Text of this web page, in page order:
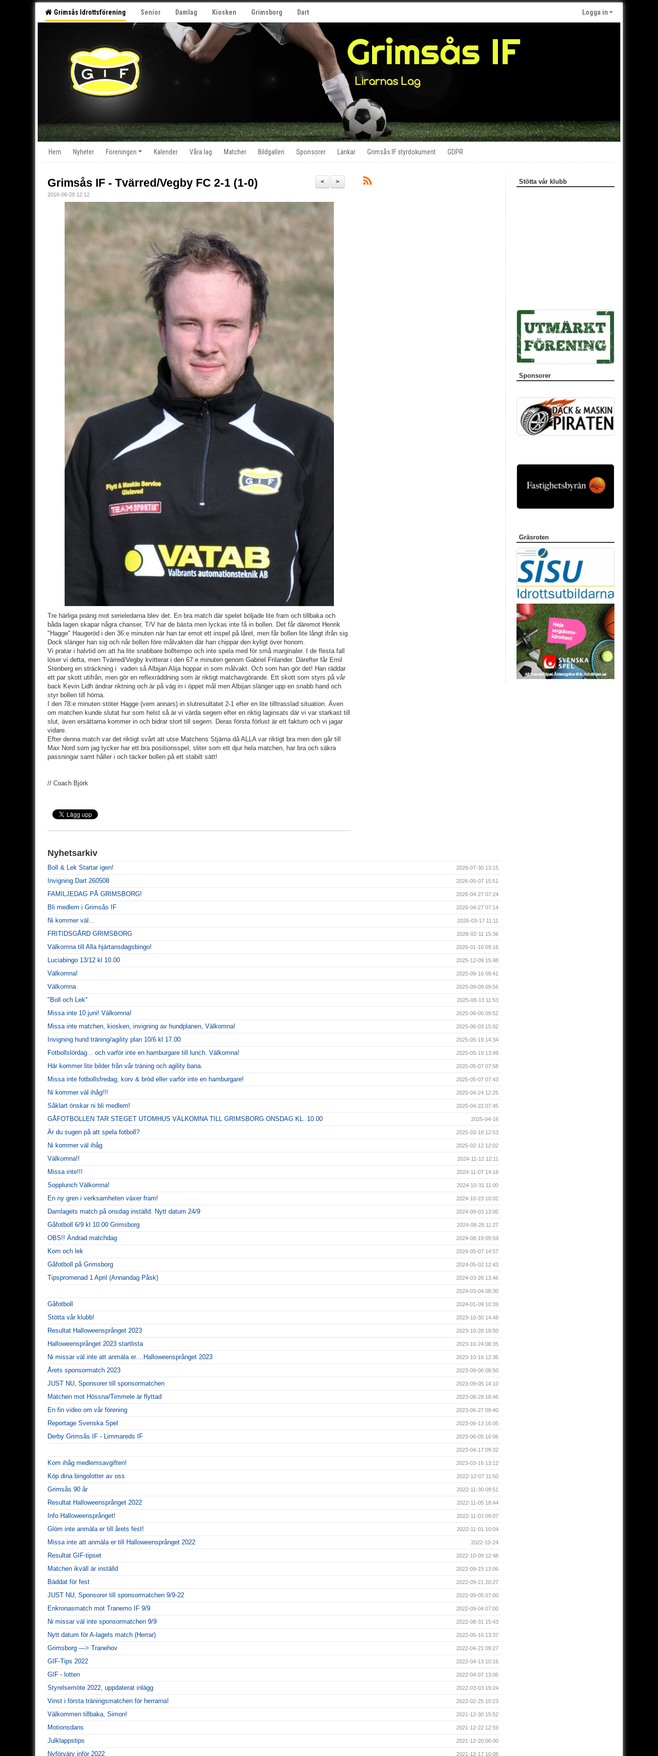
Grimsås Idrottsförening Senior Damlag Kiosken Grimsborg Dart Logga in
Hem Nyheter Föreningen Kalender Våra lag Matcher Bildgalleri Sponsorer Länkar Grimsås IF styrdokument GDPR
>
<
Grimsås IF - Tvärred/Vegby FC 2-1 (1-0)
2016-06-28 12:12
Tre härliga poäng mot serieledarna blev det. En bra match där spelet böljade lite fram och tillbaka och
båda lagen skapar några chanser, T/V har de bästa men lyckas inte få in bollen. Det får däremot Henrik
"Hagge" Haugeröd i den 36:e minuten när han tar emot ett inspel på låret, men får bollen lite långt ifrån sig.
Dock slänger han sig och når bollen före målvakten där han chippar den kyligt över honom.
Vi pratar i halvtid om att ha lite snabbare bolltempo och inte spela med för små marginaler. I de flesta fall
löser vi detta, men Tvärred/Vegby kvitterar i den 67:e minuten genom Gabriel Frilander. Därefter får Emil
Stenberg en sträckning i vaden så Albijan Alija hoppar in som målvakt. Och som han gör det! Han räddar
ett par skott utifrån, men gör en reflexräddning som är riktigt matchavgörande. Ett skott som styrs på vår
back Kevin Lidh ändrar riktning och är på väg in i öppet mål men Albijan slänger upp en snabb hand och
styr bollen till hörna.
I den 78:e minuten stöter Hagge (vem annars) in slutresultatet 2-1 efter en lite tilltrasslad situation. Även
om matchen kunde slutat hur som helst så är vi värda segern efter en riktig laginsats där vi var starkast till
slut, även ersättarna kommer in och bidrar stort till segern. Deras första förlust är ett faktum och vi jagar
vidare.
Efter denna match var det riktigt svårt att utse Matchens Stjärna då ALLA var riktigt bra men den går till
Max Nord som jag tycker har ett bra positionsspel, sliter som ett djur hela matchen, har bra och säkra
passningar samt håller i och täcker bollen på ett stabilt sätt!
// Coach Björk
Nyhetsarkiv
Boll & Lek Startar igen! 2026-07-30 13:15
Invigning Dart 260508 2026-05-07 15:51
FAMILJEDAG PÅ GRIMSBORG! 2026-04-27 07:24
Bli medlem i Grimsås IF 2026-04-27 07:14
Ni kommer väl... 2026-03-17 11:11
FRITIDSGÅRD GRIMSBORG 2026-02-11 15:36
Välkomna till Alla hjärtansdagsbingo! 2026-01-16 09:16
Luciabingo 13/12 kl 10.00 2025-12-09 15:48
Välkomna! 2025-09-16 09:41
Välkomna 2025-09-09 09:56
"Boll och Lek" 2025-08-13 11:53
Missa inte 10 juni! Välkomna! 2025-06-05 09:52
Missa inte matchen, kiosken, invigning av hundplanen, Välkomna! 2025-06-03 15:02
Invigning hund träning/agility plan 10/6 kl 17.00 2025-05-19 14:34
Fotbollslördag... och varför inte en hamburgare till lunch. Välkomna! 2025-05-19 13:49
Här kommer lite bilder från vår träning och agility bana. 2025-05-07 07:58
Missa inte fotbollsfredag, korv & bröd eller varför inte en hamburgare! 2025-05-07 07:43
Ni kommer väl ihåg!!! 2025-04-24 12:25
Såklart önskar ni bli medlem! 2025-04-22 07:45
GÅFOTBOLLEN TAR STEGET UTOMHUS VÄLKOMNA TILL GRIMSBORG ONSDAG KL. 10.00 2025-04-16
Är du sugen på att spela fotboll? 2025-03-18 12:53
Ni kommer väl ihåg 2025-02-12 12:02
Välkomna!! 2024-11-12 12:11
Missa inte!!! 2024-11-07 14:18
Sopplunch Välkomna! 2024-10-31 11:00
En ny gren i verksamheten växer fram! 2024-10-23 10:02
Damlagets match på onsdag inställd. Nytt datum 24/9 2024-09-03 13:05
Gåfotboll 6/9 kl 10.00 Grimsborg 2024-08-28 11:27
OBS!! Ändrad matchdag 2024-08-19 09:59
Kom och lek 2024-05-07 14:57
Gåfotboll på Grimsborg 2024-05-02 12:43
Tipspromenad 1 April (Annandag Påsk) 2024-03-26 13:46
2024-03-04 08:30
Gåfotboll 2024-01-09 10:39
Stötta vår klubb! 2023-10-30 14:48
Resultat Halloweensprånget 2023 2023-10-28 18:50
Halloweensprånget 2023 startlista 2023-10-24 08:35
Ni missar väl inte att anmäla er....Halloweensprånget 2023 2023-10-16 12:36
Årets sponsormatch 2023 2023-09-06 08:50
JUST NU, Sponsorer till sponsormatchen 2023-09-05 14:10
Matchen mot Hössna/Timmele är flyttad 2023-08-29 18:46
En fin video om vår förening 2023-06-27 09:40
Reportage Svenska Spel 2023-06-13 16:05
Derby Grimsås IF - Limmareds IF 2023-06-05 16:06
2023-04-17 09:32
Kom ihåg medlemsavgiften! 2023-03-16 13:12
Köp dina bingolotter av oss 2022-12-07 11:50
Grimsås 90 år 2022-11-30 09:51
Resultat Halloweensprånget 2022 2022-11-05 18:44
Info Halloweensprånget! 2022-11-02 09:07
Glöm inte anmäla er till årets fest! 2022-11-01 10:04
Missa inte att anmäla er till Halloweensprånget 2022 2022-10-24
Resultat GIF-tipset 2022-10-09 12:48
Matchen ikväll är inställd 2022-09-23 13:06
Bäddat för fest 2022-09-21 20:27
JUST NU, Sponsorer till sponsormatchen 9/9-22 2022-09-05 07:00
Enkronasmatch mot Tranemo IF 9/9 2022-09-04 07:00
Ni missar väl inte sponsormatchen 9/9 2022-08-31 15:43
Nytt datum för A-lagets match (Herrar) 2022-05-16 13:37
Grimsborg —> Tranehov 2022-04-21 09:27
GIF-Tips 2022 2022-04-13 10:16
GIF - lotten 2022-04-07 13:06
Styrelsemöte 2022, uppdaterat inlägg 2022-03-03 19:24
Vinst i första träningsmatchen för herrarna! 2022-02-25 10:23
Välkommen tillbaka, Simon! 2021-12-30 15:52
Motionsdans 2021-12-22 12:59
Julklappstips 2021-12-20 06:00
Nyförvärv inför 2022 2021-12-17 10:08
Stötta vår klubb
Sponsorer
Gräsroten